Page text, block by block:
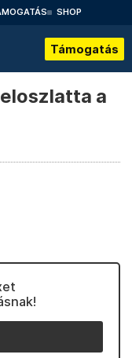
SHOP
Támogatás
a